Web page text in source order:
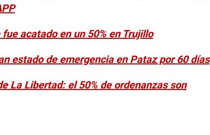
acatado en un 50% en Trujillo
estado de emergencia en Pataz por 60 días
La Libertad: el 50% de ordenanzas son